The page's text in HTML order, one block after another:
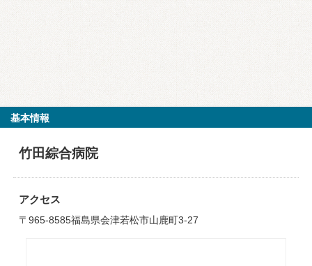
基本情報
竹田綜合病院
アクセス
〒965-8585福島県会津若松市山鹿町3-27